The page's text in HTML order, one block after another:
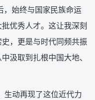
，始终与国家民族命运
优秀人才。这让我深刻
，更是与时代同频共振
汲取到扎根中国大地、
生动再现了这位近代力